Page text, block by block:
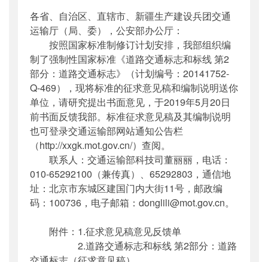
公开日期：2019年05月08日
主题词：
国家标准;道路交通;标志;标线
机构分类：科技司
主题分类：公众参与
公文类型：部办公厅函
各省、自治区、直辖市、新疆生产建设兵团交通
运输厅（局、委），公安部办公厅：
按照国家标准制修订计划安排，我部组织编
制了强制性国家标准《道路交通标志和标线 第2
部分：道路交通标志》（计划编号：20141752-
Q-469），现将标准的征求意见稿和编制说明送你
单位，请研究提出书面意见，于2019年5月20日
前书面反馈我部。标准征求意见稿及其编制说明
也可登录交通运输部网站通知公告栏
（http://xxgk.mot.gov.cn/）查阅。
联系人：交通运输部科技司董丽丽，电话：
010-65292100（兼传真）、65292803，通信地
址：北京市东城区建国门内大街11号，邮政编
码：100736，电子邮箱：donglili@mot.gov.cn。
附件：1.征求意见稿意见反馈单
2.道路交通标志和标线 第2部分：道路